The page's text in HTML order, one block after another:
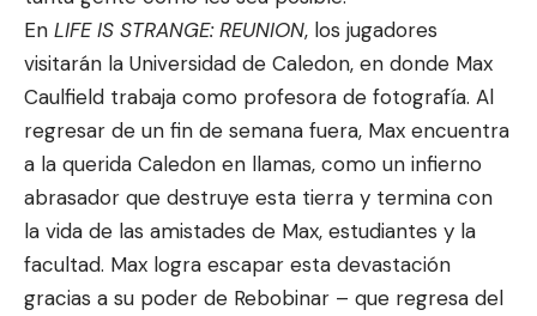
En LIFE IS STRANGE: REUNION, los jugadores
visitarán la Universidad de Caledon, en donde Max
Caulfield trabaja como profesora de fotografía. Al
regresar de un fin de semana fuera, Max encuentra
a la querida Caledon en llamas, como un infierno
abrasador que destruye esta tierra y termina con
la vida de las amistades de Max, estudiantes y la
facultad. Max logra escapar esta devastación
gracias a su poder de Rebobinar – que regresa del